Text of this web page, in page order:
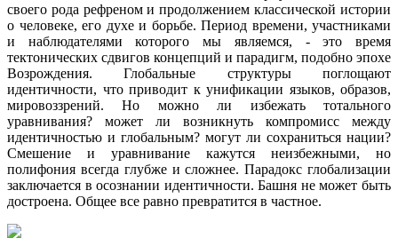
своего рода рефреном и продолжением классической истории
о человеке, его духе и борьбе. Период времени, участниками
и наблюдателями которого мы являемся, - это время
тектонических сдвигов концепций и парадигм, подобно эпохе
Возрождения. Глобальные структуры поглощают
идентичности, что приводит к унификации языков, образов,
мировоззрений. Но можно ли избежать тотального
уравнивания? может ли возникнуть компромисс между
идентичностью и глобальным? могут ли сохраниться нации?
Смешение и уравнивание кажутся неизбежными, но
полифония всегда глубже и сложнее. Парадокс глобализации
заключается в осознании идентичности. Башня не может быть
достроена. Общее все равно превратится в частное.